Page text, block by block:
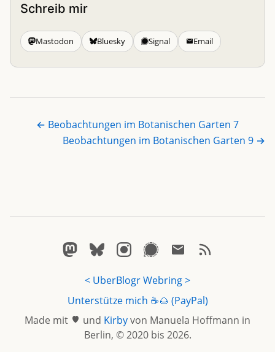
Schreib mir
Mastodon Bluesky Signal Email
← Beobachtungen im Botanischen Garten 7
Beobachtungen im Botanischen Garten 9 →
wandzeitung.xyz/@pixelgraphix
BlueskyInstagramSignalE-MailNotizen Feed
< UberBlogr Webring>
Unterstütze mich ☕️🌰 (PayPal)
Made mit
und Kirbyvon Manuela Hoffmann in
Berlin, © 2020 bis 2026.